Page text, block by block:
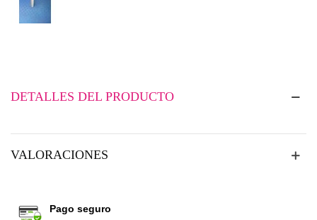
DETALLES DEL PRODUCTO
VALORACIONES
Pago seguro